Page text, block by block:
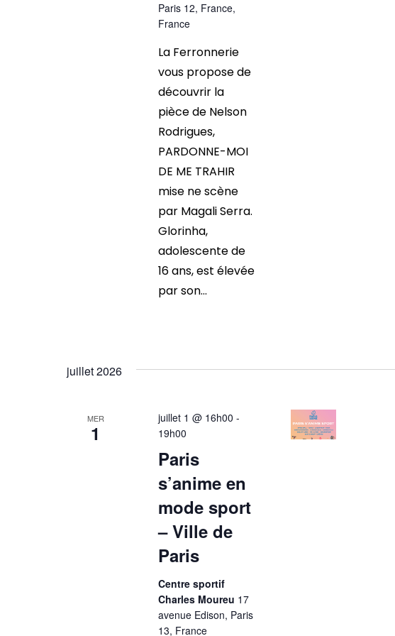
Paris 12, France,
France
La Ferronnerie
vous propose de
découvrir la
pièce de Nelson
Rodrigues,
PARDONNE-MOI
DE ME TRAHIR
mise ne scène
par Magali Serra.
Glorinha,
adolescente de
16 ans, est élevée
par son...
juillet 2026
MER
1
Paris
s’anime en
mode sport
– Ville de
Paris
juillet 1 @ 16h00 -
19h00
Centre sportif
Charles Moureu 17
avenue Edison, Paris
13, France